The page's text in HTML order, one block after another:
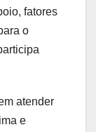
fatores
o
atender
e